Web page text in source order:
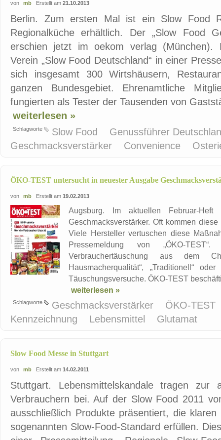
von mb Erstellt am 21.10.2013
Berlin. Zum ersten Mal ist ein Slow Food
Regionalküche erhältlich. Der „Slow Food
erschien jetzt im oekom verlag (München).
Verein „Slow Food Deutschland“ in einer
sich insgesamt 300 Wirtshäusern,
ganzen Bundesgebiet. Ehrenamtliche
fungierten als Tester der Tausenden von
weiterlesen »
Schlagworte Slow Food
Genussführer
Geschmacksverstärker
Convenience
ÖKO-TEST untersucht in neuester Ausgabe
von mb Erstellt am 19.02.2013
Augsburg. Im aktuellen Februar-
Geschmacksverstärker. Oft kommen
Viele Hersteller vertuschen diese
Pressemeldung von „ÖKO-
Verbrauchertäuschung aus dem
Hausmacherqualität“, „Traditionell“
Täuschungsversuche. ÖKO-TEST
weiterlesen »
Schlagworte Geschmacksverstärker
ÖKO-TEST
Kennzeichnung
Lebensmittel Glutamat
Slow Food Messe in Stuttgart
von mb Erstellt am 14.02.2011
Stuttgart. Lebensmittelskandale tragen zur
Verbrauchern bei. Auf der Slow Food 2011
ausschließlich Produkte präsentiert, die
sogenannten Slow-Food-Standard erfüllen.